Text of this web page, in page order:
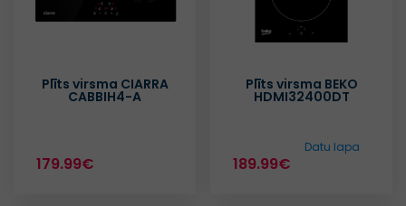
Plīts virsma CIARRA
CABBIH4-A
179.99€
Plīts virsma BEKO
HDMI32400DT
189.99€
Datu lapa